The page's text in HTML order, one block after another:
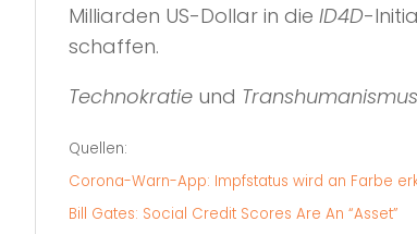
Milliarden US-Dollar in die ID4D-
schaffen.
Technokratie und Transhumanismus
Quellen:
Corona-Warn-App: Impfstatus wird an Farbe
Bill Gates: Social Credit Scores Are An “Asset”